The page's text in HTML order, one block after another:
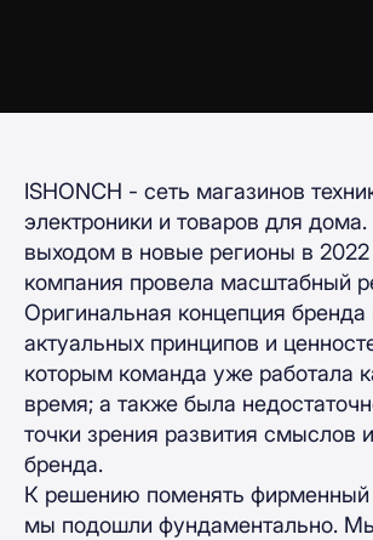
ISHONCH - сеть магазинов
электроники и товаров для
выходом в новые регионы в 2022
компания провела масштабный
Оригинальная концепция
актуальных принципов и
которым команда уже работала
время; а также была
точки зрения развития смыслов
бренда.
К решению поменять фирменный
мы подошли фундаментально.